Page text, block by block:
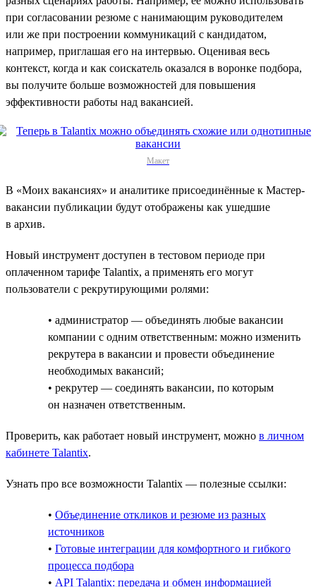
при согласовании резюме с нанимающим руководителем
или же при построении коммуникаций с кандидатом,
например, приглашая его на интервью. Оценивая весь
контекст, когда и как соискатель оказался в воронке подбора,
вы получите больше возможностей для повышения
эффективности работы над вакансией.
Макет
В «Моих вакансиях» и аналитике присоединённые к Мастер-
вакансии публикации будут отображены как ушедшие
в архив.
Новый инструмент доступен в тестовом периоде при
оплаченном тарифе Talantix, а применять его могут
пользователи с рекрутирующими ролями:
• администратор — объединять любые вакансии
компании с одним ответственным: можно изменить
рекрутера в вакансии и провести объединение
необходимых вакансий;
• рекрутер — соединять вакансии, по которым
он назначен ответственным.
Проверить, как работает новый инструмент, можно в личном
кабинете Talantix.
Узнать про все возможности Talantix — полезные ссылки:
• Объединение откликов и резюме из разных
источников
• Готовые интеграции для комфортного и гибкого
процесса подбора
• API Talantix: передача и обмен информацией